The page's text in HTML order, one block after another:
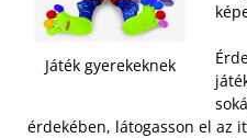
Játék gyerekeknek
érdekében, látogasson el az